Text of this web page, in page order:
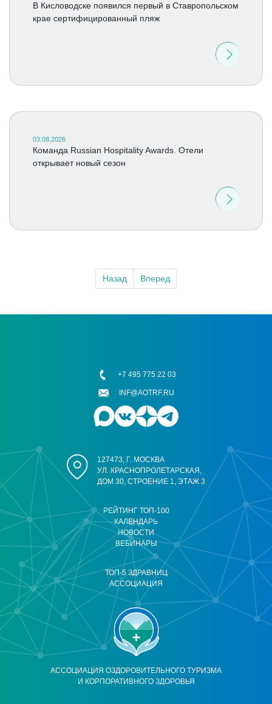
В Кисловодске появился первый в Ставропольском
крае сертифицированный пляж
03.08.2026
Команда Russian Hospitality Awards. Отели
открывает новый сезон
Назад Вперед
АССОЦИАЦИЯ ОЗДОРОВИТЕЛЬНОГО ТУРИЗМА
И КОРПОРАТИВНОГО ЗДОРОВЬЯ
РЕЙТИНГ ТОП-100
КАЛЕНДАРЬ
НОВОСТИ
ВЕБИНАРЫ
ТОП-5 ЗДРАВНИЦ
АССОЦИАЦИЯ
127473, Г. МОСКВА
УЛ. КРАСНОПРОЛЕТАРСКАЯ,
ДОМ 30, СТРОЕНИЕ 1, ЭТАЖ 3
+7 495 775 22 03
INF@AOTRF.RU